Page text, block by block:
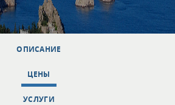
ОПИСАНИЕ
ЦЕНЫ
УСЛУГИ